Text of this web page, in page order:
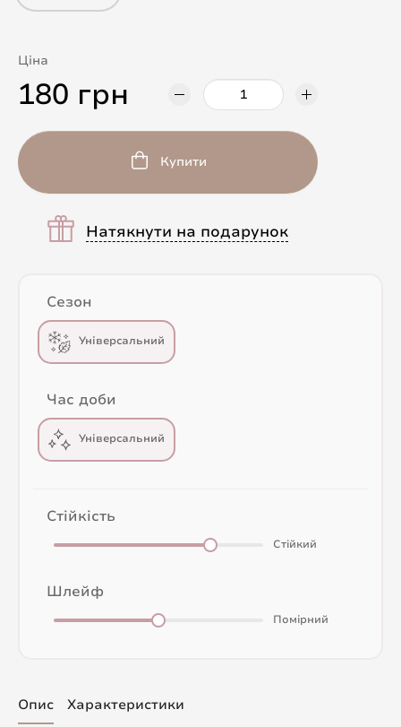
Ціна
180 грн
Купити
Натякнути на подарунок
Сезон
Універсальний
Час доби
Універсальний
Стійкість
Стійкий
Шлейф
Помірний
Опис Характеристики